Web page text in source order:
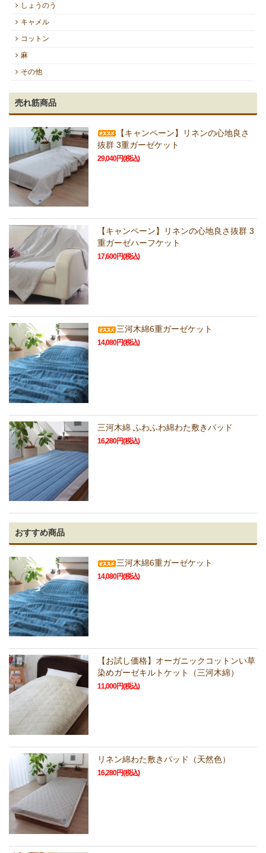
しょうのう
キャメル
コットン
麻
その他
売れ筋商品
【キャンペーン】リネンの心地良さ
抜群 3重ガーゼケット
29,040円(税込)
【キャンペーン】リネンの心地良さ抜群 3
重ガーゼハーフケット
17,600円(税込)
三河木綿6重ガーゼケット
14,080円(税込)
三河木綿 ふわふわ綿わた敷きパッド
16,280円(税込)
おすすめ商品
三河木綿6重ガーゼケット
14,080円(税込)
【お試し価格】オーガニックコットンい草
染めガーゼキルトケット（三河木綿）
11,000円(税込)
リネン綿わた敷きパッド（天然色）
16,280円(税込)